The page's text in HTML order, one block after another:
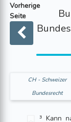
Vorherige
Seite
CH - Schweizer
Bundesrecht
³ Kann